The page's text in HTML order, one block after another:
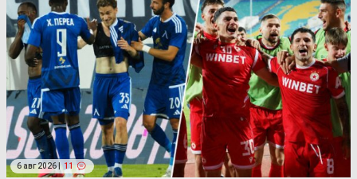
6 авг 2026 | 11